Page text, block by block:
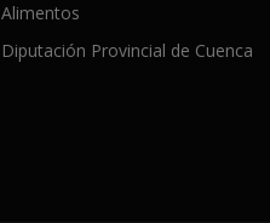
Alimentos
Diputación Provincial de Cuenca